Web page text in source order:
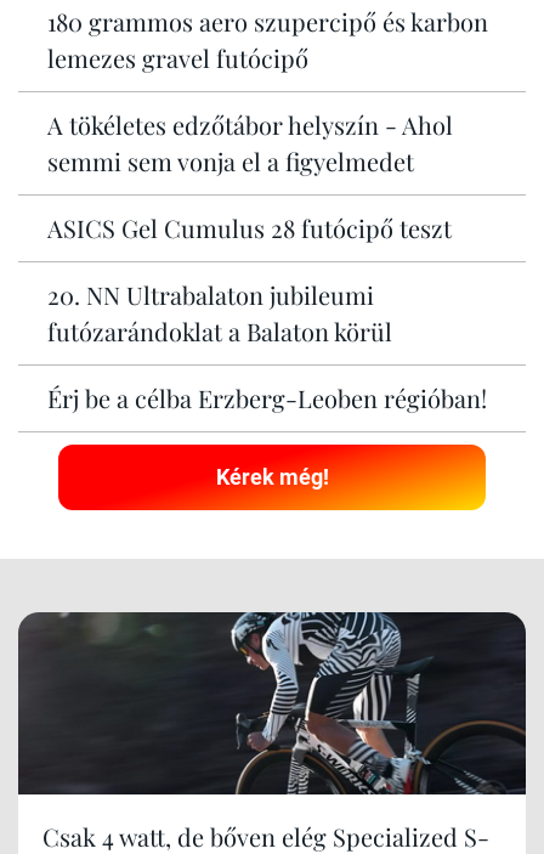
180 grammos aero szupercipő és karbon
lemezes gravel futócipő
A tökéletes edzőtábor helyszín - Ahol
semmi sem vonja el a figyelmedet
ASICS Gel Cumulus 28 futócipő teszt
20. NN Ultrabalaton jubileumi
futózarándoklat a Balaton körül
Érj be a célba Erzberg-Leoben régióban!
Kérek még!
Csak 4 watt, de bőven elég Specialized S-